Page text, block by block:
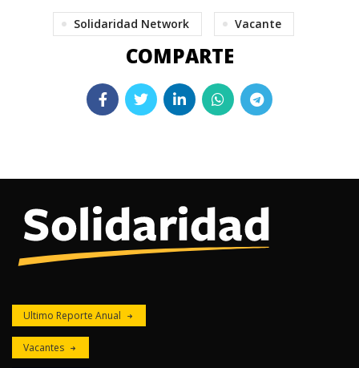
Solidaridad Network Vacante
Ultimo Reporte Anual
Vacantes